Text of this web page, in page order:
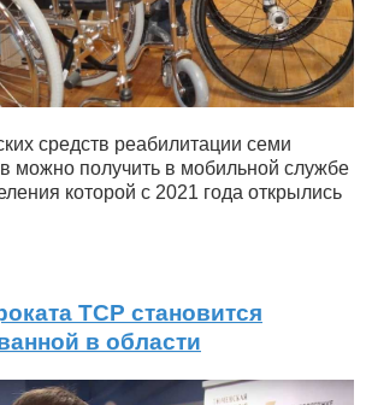
средств реабилитации семи
можно получить в мобильной службе
которой с 2021 года открылись
ТСР становится
в области